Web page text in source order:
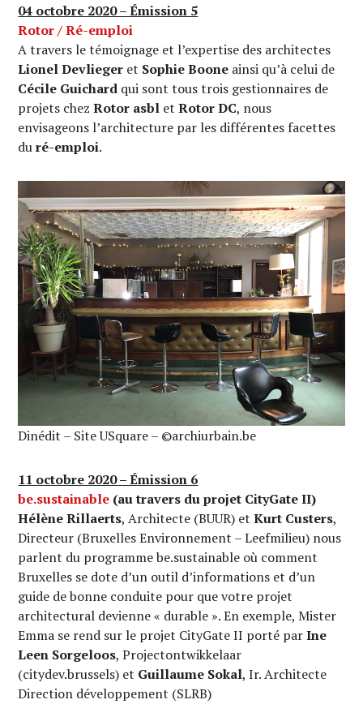
04 octobre 2020 – Émission 5
Rotor/ Ré-emploi
A travers le témoignage et l’expertise des architectes
Lionel Devlieger et Sophie Boone ainsi qu’à celui de
Cécile Guichard qui sont tous trois gestionnaires de
projets chezRotor asbl etRotor DC, nous
envisageons l’architecture par les différentes facettes
duré-emploi.
Dinédit – Site USquare – ©archiurbain.be
11 octobre 2020 – Émission 6
be.sustainable (au travers du projet CityGate II)
Hélène Rillaerts, Architecte (BUUR) etKurt Custers,
Directeur (Bruxelles Environnement – Leefmilieu) nous
parlent du programme be.sustainable où comment
Bruxelles se dote d’un outil d’informations et d’un
guide de bonne conduite pour que votre projet
architectural devienne « durable ». En exemple, Mister
Emma se rend sur le projet CityGate II porté parIne
Leen Sorgeloos, Projectontwikkelaar
(citydev.brussels) et Guillaume Sokal, Ir. Architecte
Direction développement (SLRB)